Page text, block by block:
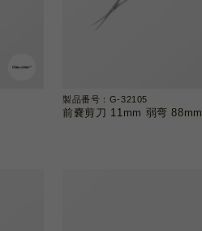
製品番号：G-32105
前嚢剪刀 11mm 弱弯 88mm